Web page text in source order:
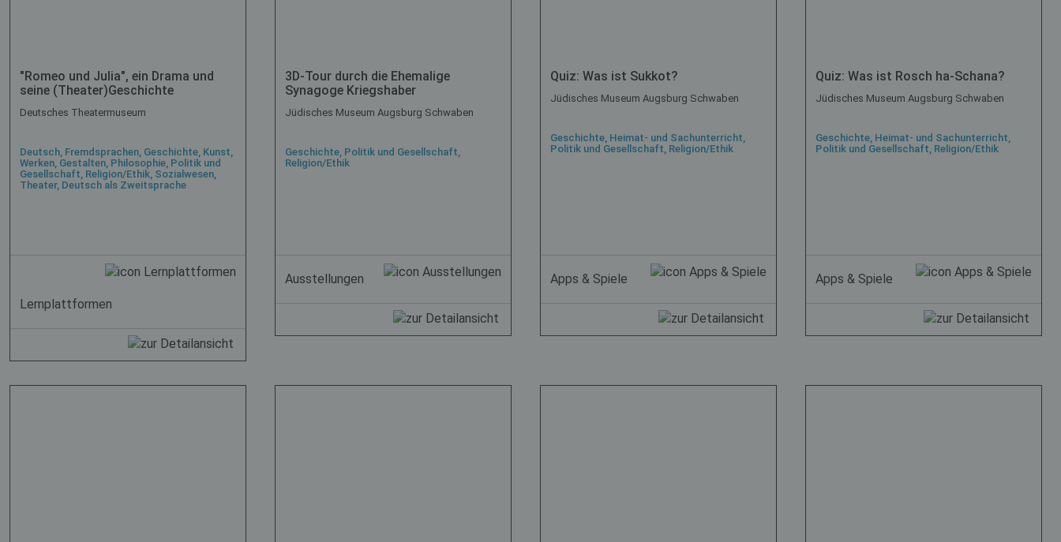
"Romeo und Julia", ein Drama und
seine (Theater)Geschichte
Deutsches Theatermuseum
Deutsch, Fremdsprachen, Geschichte, Kunst,
Werken, Gestalten, Philosophie, Politik und
Gesellschaft, Religion/Ethik, Sozialwesen,
Theater, Deutsch als Zweitsprache
Lernplattformen
3D-Tour durch die Ehemalige
Synagoge Kriegshaber
Jüdisches Museum Augsburg Schwaben
Geschichte, Politik und Gesellschaft,
Religion/Ethik
Ausstellungen
Quiz: Was ist Sukkot?
Jüdisches Museum Augsburg Schwaben
Geschichte, Heimat- und Sachunterricht,
Politik und Gesellschaft, Religion/Ethik
Apps & Spiele
Quiz: Was ist Rosch ha-Schana?
Jüdisches Museum Augsburg Schwaben
Geschichte, Heimat- und Sachunterricht,
Politik und Gesellschaft, Religion/Ethik
Apps & Spiele